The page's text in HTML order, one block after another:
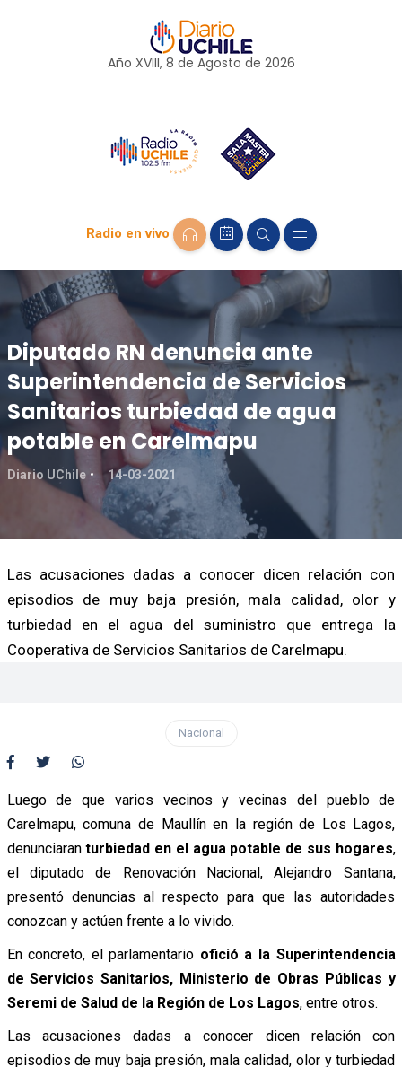
Año XVIII, 8 de Agosto de 2026
Radio en vivo
Diputado RN denuncia ante
Superintendencia de Servicios
Sanitarios turbiedad de agua
potable en Carelmapu
Diario UChile 14-03-2021
Las acusaciones dadas a conocer dicen relación con
episodios de muy baja presión, mala calidad, olor y
turbiedad en el agua del suministro que entrega la
Cooperativa de Servicios Sanitarios de Carelmapu.
Nacional
Luego de que varios vecinos y vecinas del pueblo de
Carelmapu, comuna de Maullín en la región de Los Lagos,
denunciaranturbiedad en el agua potable de sus hogares,
el diputado de Renovación Nacional, Alejandro Santana,
presentó denuncias al respecto para que las autoridades
conozcan y actúen frente a lo vivido.
En concreto, el parlamentario ofició a la Superintendencia
de Servicios Sanitarios, Ministerio de Obras Públicas y
Seremi de Salud de la Región de Los Lagos, entre otros.
Las acusaciones dadas a conocer dicen relación con
episodios de muy baja presión, mala calidad, olor y turbiedad